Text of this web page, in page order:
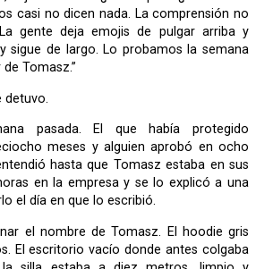
casi no dicen nada. La comprensión no
gente deja emojis de pulgar arriba y
sigue de largo. Lo probamos la semana
Tomasz.”
detuvo.
meses y alguien aprobó en ocho
hasta que Tomasz estaba en sus
en la empresa y se lo explicó a una
el día en que lo escribió.
El escritorio vacío donde antes colgaba